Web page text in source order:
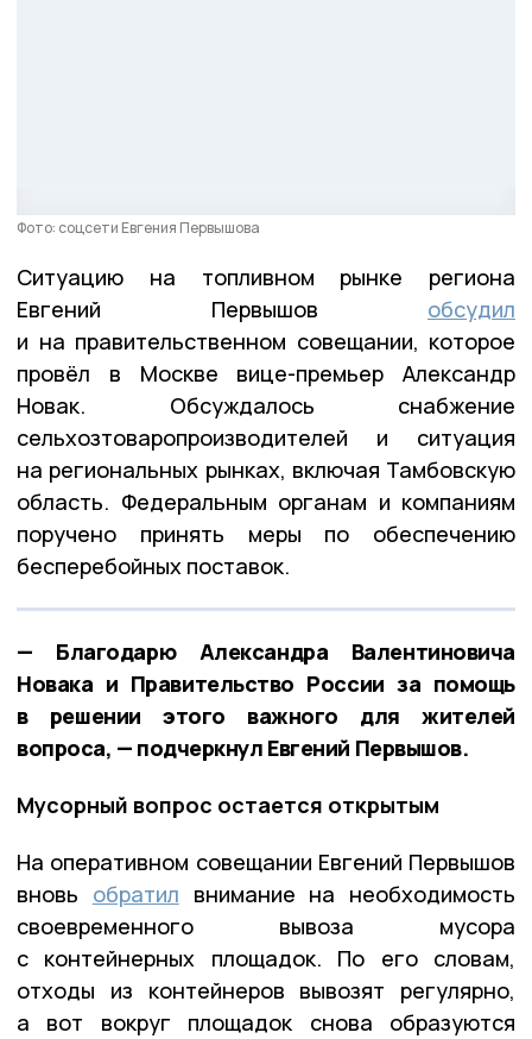
Фото: соцсети Евгения Первышова
Ситуацию на топливном рынке региона
Евгений Первышов обсудил
и на правительственном совещании, которое
провёл в Москве вице-премьер Александр
Новак. Обсуждалось снабжение
сельхозтоваропроизводителей и ситуация
на региональных рынках, включая Тамбовскую
область. Федеральным органам и компаниям
поручено принять меры по обеспечению
бесперебойных поставок.
— Благодарю Александра Валентиновича
Новака и Правительство России за помощь
в решении этого важного для жителей
вопроса, — подчеркнул Евгений Первышов.
Мусорный вопрос остается открытым
На оперативном совещании Евгений Первышов
вновь обратил внимание на необходимость
своевременного вывоза мусора
с контейнерных площадок. По его словам,
отходы из контейнеров вывозят регулярно,
а вот вокруг площадок снова образуются